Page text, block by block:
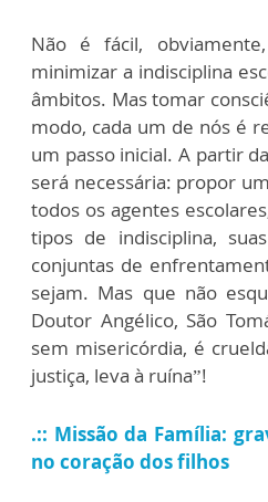
Não é fácil,
minimizar a indisciplina
âmbitos. Mas tomar
modo, cada um de nós é
um passo inicial. A partir
será necessária: propor
todos os agentes
tipos de indisciplina,
conjuntas de
sejam. Mas que não
Doutor Angélico, São
sem misericórdia, é
justiça, leva à ruína”!
.:: Missão da Família:
no coração dos filhos